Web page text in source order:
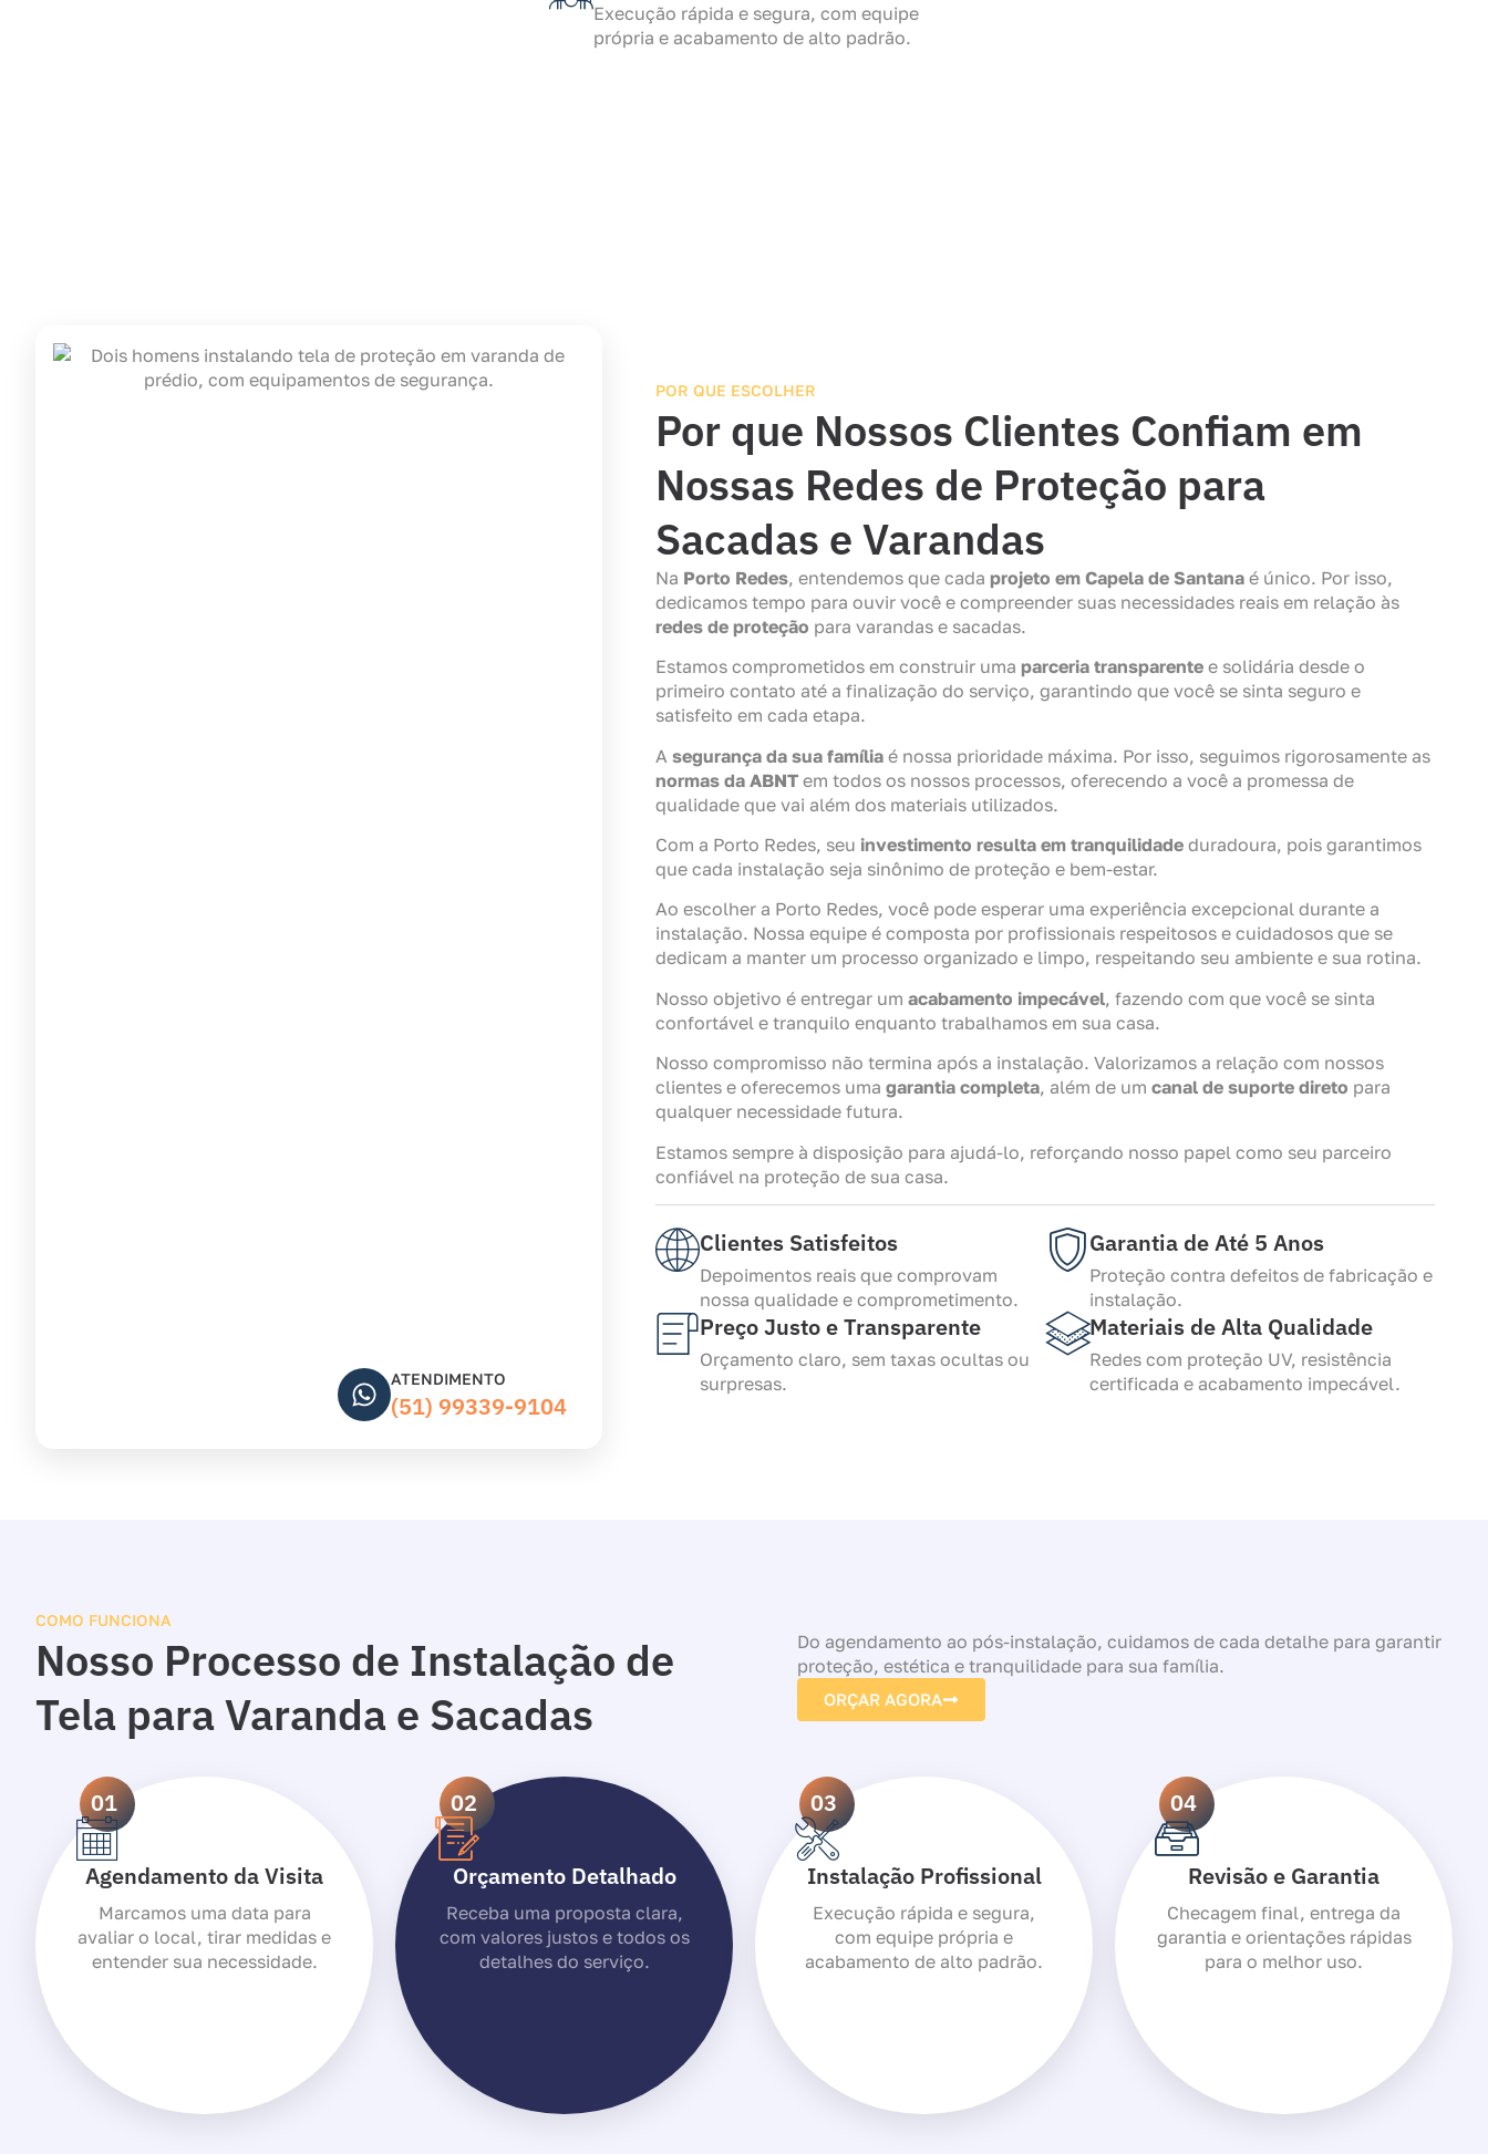
Execução rápida e segura, com equipe
própria e acabamento de alto padrão.
ATENDIMENTO
(51) 99339-9104
POR QUE ESCOLHER
Por que Nossos Clientes Confiam em
Nossas Redes de Proteção para
Sacadas e Varandas
Na Porto Redes, entendemos que cada projeto em Capela de Santana é único. Por isso,
dedicamos tempo para ouvir você e compreender suas necessidades reais em relação às
redes de proteção para varandas e sacadas.
Estamos comprometidos em construir uma parceria transparente e solidária desde o
primeiro contato até a finalização do serviço, garantindo que você se sinta seguro e
satisfeito em cada etapa.
A segurança da sua família é nossa prioridade máxima. Por isso, seguimos rigorosamente as
normas da ABNT em todos os nossos processos, oferecendo a você a promessa de
qualidade que vai além dos materiais utilizados.
Com a Porto Redes, seu investimento resulta em tranquilidade duradoura, pois garantimos
que cada instalação seja sinônimo de proteção e bem-estar.
Ao escolher a Porto Redes, você pode esperar uma experiência excepcional durante a
instalação. Nossa equipe é composta por profissionais respeitosos e cuidadosos que se
dedicam a manter um processo organizado e limpo, respeitando seu ambiente e sua rotina.
Nosso objetivo é entregar um acabamento impecável, fazendo com que você se sinta
confortável e tranquilo enquanto trabalhamos em sua casa.
Nosso compromisso não termina após a instalação. Valorizamos a relação com nossos
clientes e oferecemos uma garantia completa, além de um canal de suporte direto para
qualquer necessidade futura.
Estamos sempre à disposição para ajudá-lo, reforçando nosso papel como seu parceiro
confiável na proteção de sua casa.
Clientes Satisfeitos
Depoimentos reais que comprovam
nossa qualidade e comprometimento.
Garantia de Até 5 Anos
Proteção contra defeitos de fabricação e
instalação.
Preço Justo e Transparente
Orçamento claro, sem taxas ocultas ou
surpresas.
Materiais de Alta Qualidade
Redes com proteção UV, resistência
certificada e acabamento impecável.
COMO FUNCIONA
Nosso Processo de Instalação de
Tela para Varanda e Sacadas
Do agendamento ao pós-instalação, cuidamos de cada detalhe para garantir
proteção, estética e tranquilidade para sua família.
ORÇAR AGORA
01
Agendamento da Visita
Marcamos uma data para
avaliar o local, tirar medidas e
entender sua necessidade.
02
Orçamento Detalhado
Receba uma proposta clara,
com valores justos e todos os
detalhes do serviço.
03
Instalação Profissional
Execução rápida e segura,
com equipe própria e
acabamento de alto padrão.
04
Revisão e Garantia
Checagem final, entrega da
garantia e orientações rápidas
para o melhor uso.